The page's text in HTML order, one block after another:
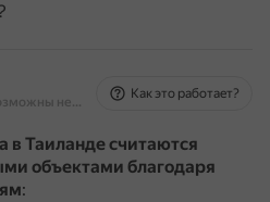
На основе источников, возможны неточности
Как это работает?
Таиланде считаются
объектами благодаря
: